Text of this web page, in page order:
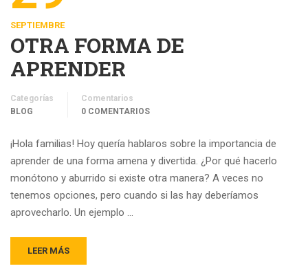
SEPTIEMBRE
OTRA FORMA DE
APRENDER
Categorías
BLOG
Comentarios
0 COMENTARIOS
¡Hola familias! Hoy quería hablaros sobre la importancia de
aprender de una forma amena y divertida. ¿Por qué hacerlo
monótono y aburrido si existe otra manera? A veces no
tenemos opciones, pero cuando si las hay deberíamos
aprovecharlo. Un ejemplo …
LEER MÁS